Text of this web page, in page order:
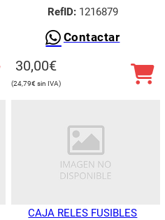
RefID:1216879
Contactar
30,00€
24,79€
CAJA RELES FUSIBLES